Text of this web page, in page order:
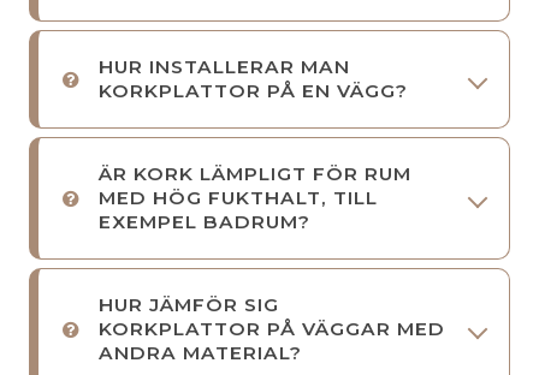
HUR INSTALLERAR MAN
KORKPLATTOR PÅ EN VÄGG?
ÄR KORK LÄMPLIGT FÖR RUM
MED HÖG FUKTHALT, TILL
EXEMPEL BADRUM?
HUR JÄMFÖR SIG
KORKPLATTOR PÅ VÄGGAR MED
ANDRA MATERIAL?